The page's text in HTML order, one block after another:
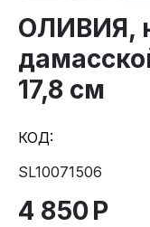
ОЛИВИЯ,
17,8 см
КОД:
SL10071506
4 850Р